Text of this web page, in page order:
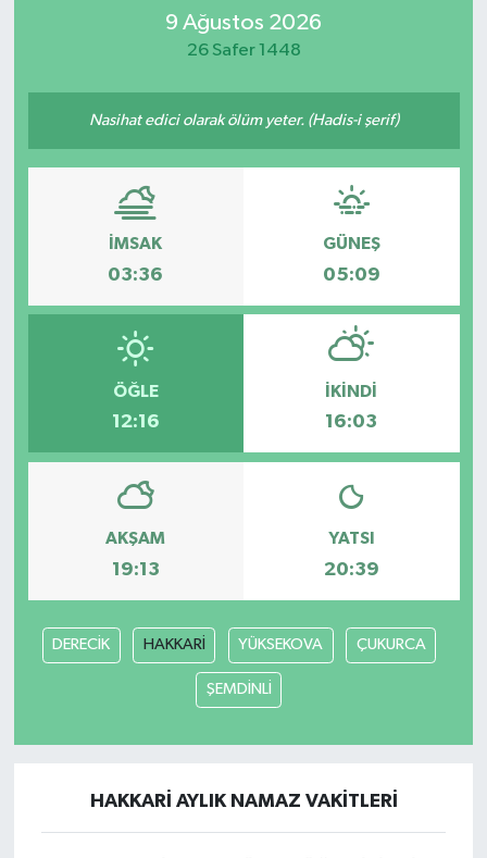
9 Ağustos 2026
26 Safer 1448
Nasihat edici olarak ölüm yeter. (Hadis-i şerif)
İMSAK
03:36
GÜNEŞ
05:09
ÖĞLE
12:16
İKINDI
16:03
AKŞAM
19:13
YATSI
20:39
DERECİK HAKKARİ YÜKSEKOVA ÇUKURCA
ŞEMDİNLİ
HAKKARİ AYLIK NAMAZ VAKITLERI